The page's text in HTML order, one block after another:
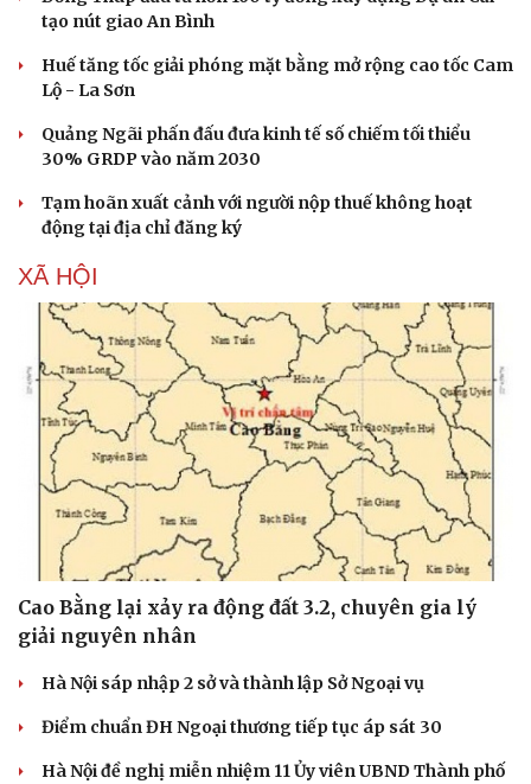
tạo nút giao An Bình
Huế tăng tốc giải phóng mặt bằng mở rộng cao tốc Cam
Lộ - La Sơn
Quảng Ngãi phấn đấu đưa kinh tế số chiếm tối thiểu
30% GRDP vào năm 2030
Tạm hoãn xuất cảnh với người nộp thuế không hoạt
động tại địa chỉ đăng ký
XÃ HỘI
Cao Bằng lại xảy ra động đất 3.2, chuyên gia lý
giải nguyên nhân
Hà Nội sáp nhập 2 sở và thành lập Sở Ngoại vụ
Điểm chuẩn ĐH Ngoại thương tiếp tục áp sát 30
Hà Nội đề nghị miễn nhiệm 11 Ủy viên UBND Thành phố